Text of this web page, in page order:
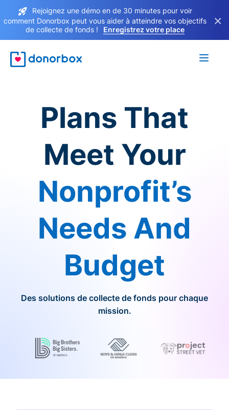
Rejoignez une démo en de 30 minutes pour voir
comment Donorbox peut vous aider à atteindre vos objectifs
de collecte de fonds !
Enregistrez votre place
×
Plans That
Meet Your
Nonprofit’s
Needs And
Budget
Des solutions de collecte de fonds pour chaque
mission.